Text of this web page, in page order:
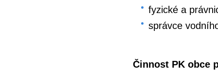
fyzické a
správce
Činnost PK obce